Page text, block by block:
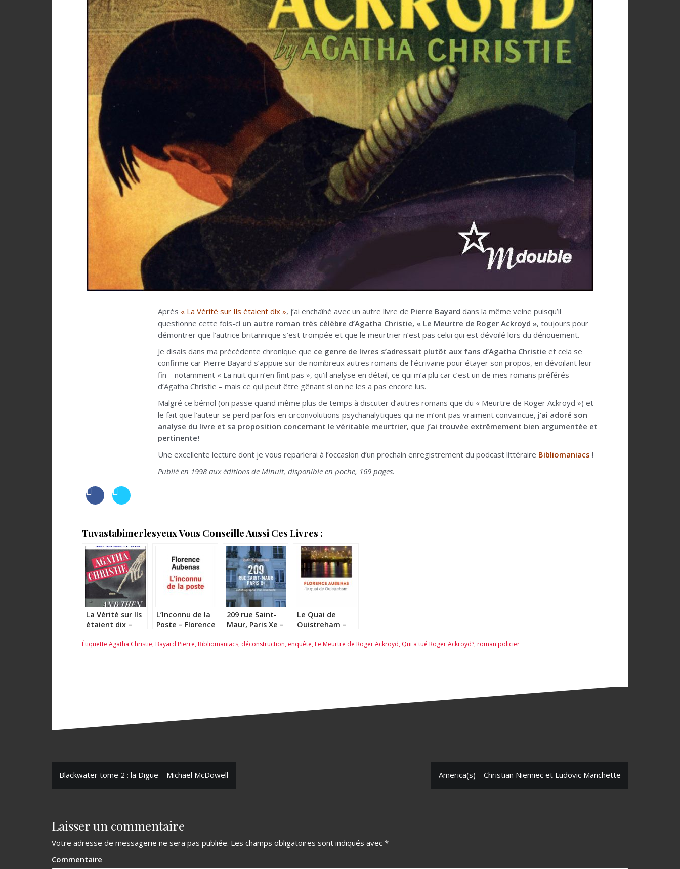
Après « La Vérité sur Ils étaient dix », j’ai enchaîné avec un autre livre de Pierre Bayard dans la même veine puisqu’il
questionne cette fois-ci un autre roman très célèbre d’Agatha Christie, « Le Meurtre de Roger Ackroyd », toujours pour
démontrer que l’autrice britannique s’est trompée et que le meurtrier n’est pas celui qui est dévoilé lors du dénouement.
Je disais dans ma précédente chronique que ce genre de livres s’adressait plutôt aux fans d’Agatha Christie et cela se
confirme car Pierre Bayard s’appuie sur de nombreux autres romans de l’écrivaine pour étayer son propos, en dévoilant leur
fin – notamment « La nuit qui n’en finit pas », qu’il analyse en détail, ce qui m’a plu car c’est un de mes romans préférés
d’Agatha Christie – mais ce qui peut être gênant si on ne les a pas encore lus.
Malgré ce bémol (on passe quand même plus de temps à discuter d’autres romans que du « Meurtre de Roger Ackroyd ») et
le fait que l’auteur se perd parfois en circonvolutions psychanalytiques qui ne m’ont pas vraiment convaincue, j’ai adoré son
analyse du livre et sa proposition concernant le véritable meurtrier, que j’ai trouvée extrêmement bien argumentée et
pertinente!
Une excellente lecture dont je vous reparlerai à l’occasion d’un prochain enregistrement du podcast littéraire Bibliomaniacs !
Publié en 1998 aux éditions de Minuit, disponible en poche, 169 pages.
Tuvastabimerlesyeux Vous Conseille Aussi Ces Livres :
La Vérité sur Ils
étaient dix –
L’Inconnu de la
Poste – Florence
209 rue Saint-
Maur, Paris Xe –
Le Quai de
Ouistreham –
Aubenas
Étiquette Agatha Christie,Bayard Pierre,Bibliomaniacs, déconstruction, enquête,Le Meurtre de Roger Ackroyd, Qui a tué Roger Ackroyd?,roman policier
N
i
g
a
Blackwater tome 2 : la Digue – Michael McDowell America(s) – Christian Niemiec et Ludovic Manchette
Laisser un commentaire
Votre adresse de messagerie ne sera pas publiée. Les champs obligatoires sont indiqués avec *
Commentaire